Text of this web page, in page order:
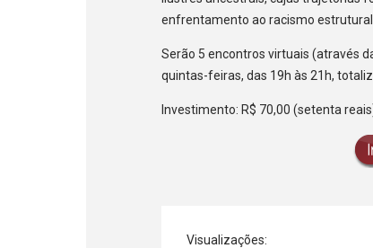
enfrentamento ao racismo estrutural
Serão 5 encontros virtuais (através
quintas-feiras, das 19h às 21h,
Investimento: R$ 70,00 (setenta
Visualizações: